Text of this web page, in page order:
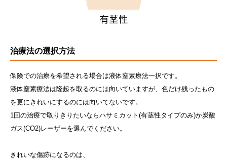
治療法の選択方法
保険での治療を希望される場合は液体窒素療法一択です。
液体窒素療法は隆起を取るのには向いていますが、色だけ残ったもの
を更にきれいにするのには向いてないです。
1回の治療で取りきりたいならハサミカット(有茎性タイプのみ)か炭酸
ガス(CO2)レーザーを選んでください。
きれいな傷跡になるのは、